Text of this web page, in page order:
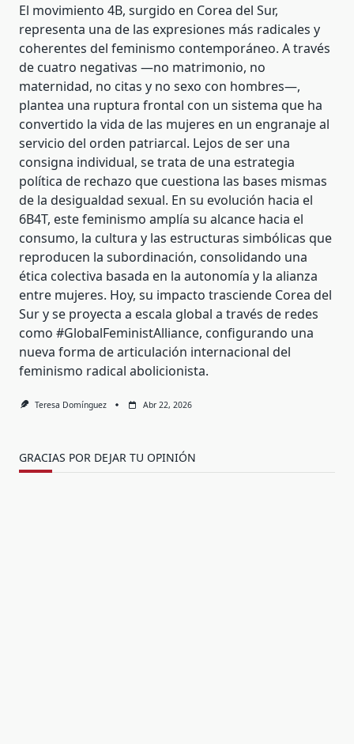
El movimiento 4B, surgido en Corea del Sur,
representa una de las expresiones más radicales y
coherentes del feminismo contemporáneo. A través
de cuatro negativas —no matrimonio, no
maternidad, no citas y no sexo con hombres—,
plantea una ruptura frontal con un sistema que ha
convertido la vida de las mujeres en un engranaje al
servicio del orden patriarcal. Lejos de ser una
consigna individual, se trata de una estrategia
política de rechazo que cuestiona las bases mismas
de la desigualdad sexual. En su evolución hacia el
6B4T, este feminismo amplía su alcance hacia el
consumo, la cultura y las estructuras simbólicas que
reproducen la subordinación, consolidando una
ética colectiva basada en la autonomía y la alianza
entre mujeres. Hoy, su impacto trasciende Corea del
Sur y se proyecta a escala global a través de redes
como #GlobalFeministAlliance, configurando una
nueva forma de articulación internacional del
feminismo radical abolicionista.
Teresa Domínguez Abr 22, 2026
GRACIAS POR DEJAR TU OPINIÓN